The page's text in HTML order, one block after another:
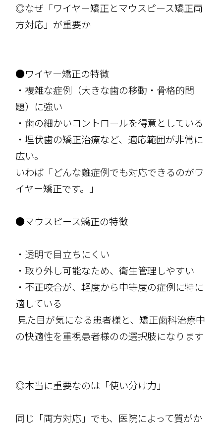
◎なぜ「ワイヤー矯正とマウスピース矯正両
方対応」が重要か
●ワイヤー矯正の特徴
・複雑な症例（大きな歯の移動・骨格的問
題）に強い
・歯の細かいコントロールを得意としている
・埋伏歯の矯正治療など、適応範囲が非常に
広い。
いわば「どんな難症例でも対応できるのがワ
イヤー矯正です。」
●マウスピース矯正の特徴
・透明で目立ちにくい
・取り外し可能なため、衛生管理しやすい
・不正咬合が、軽度から中等度の症例に特に
適している
見た目が気になる患者様と、矯正歯科治療中
の快適性を重視患者様のの選択肢になります
◎本当に重要なのは「使い分け力」
同じ「両方対応」でも、医院によって質がか